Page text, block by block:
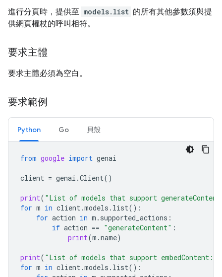
進行分頁時，提供至 models.list 的所有其他參數須與提
供網頁權杖的呼叫相符。
要求主體
要求主體必須為空白。
要求範例
Python Go 貝殼
from google import genai
client = genai .Client()
print( "List of models that support
for m in client.models . list():
for action in m . supported_actions :
if action == "generateContent" :
print(m .name)
print( "List of models that support embedContent:
for m in client.models . list():